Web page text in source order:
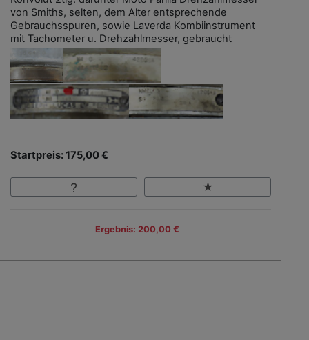
von Smiths, selten, dem Alter entsprechende
Gebrauchsspuren, sowie Laverda Kombiinstrument
mit Tachometer u. Drehzahlmesser, gebraucht
Startpreis: 175,00 €
Ergebnis: 200,00 €